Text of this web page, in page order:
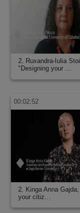
2. Ruxandra-Iulia
"Designing your …
00:02:52
2. Kinga Anna
your citiz…